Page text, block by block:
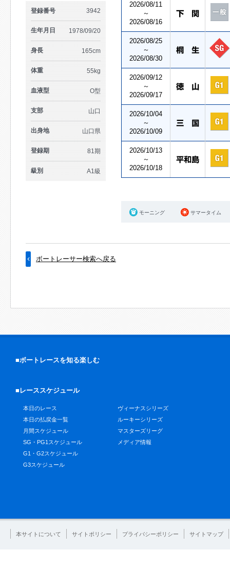
登録番号 3942
生年月日 1978/09/20
身長 165cm
体重 55kg
血液型 O型
支部 山口
出身地 山口県
登録期 81期
級別 A1級
2026/08/11
～
2026/08/16
2026/08/25
～
2026/08/30
2026/09/12
～
2026/09/17
2026/10/04
～
2026/10/09
2026/10/13
～
2026/10/18
モーニング サマータイム
ボートレーサー検索へ戻る
■ボートレースを知る楽しむ
■レーススケジュール
本日のレース
本日の払戻金一覧
月間スケジュール
SG・PG1スケジュール
G1・G2スケジュール
G3スケジュール
ヴィーナスシリーズ
ルーキーシリーズ
マスターズリーグ
メディア情報
本サイトについて サイトポリシー プライバシーポリシー サイトマップ